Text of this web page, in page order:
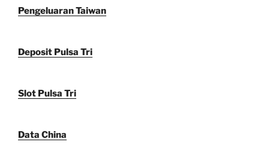
Pengeluaran Taiwan
Deposit Pulsa Tri
Slot Pulsa Tri
Data China